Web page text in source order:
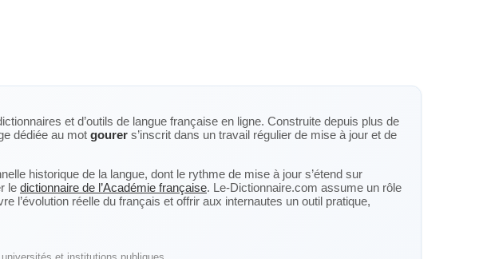
et d’outils de langue française en ligne. Construite depuis plus de
dédiée au mot gourer s’inscrit dans un travail régulier de mise à jour et de
historique de la langue, dont le rythme de mise à jour s’étend sur
le dictionnaire de l’Académie française. Le-Dictionnaire.com assume un rôle
l’évolution réelle du français et offrir aux internautes un outil pratique,